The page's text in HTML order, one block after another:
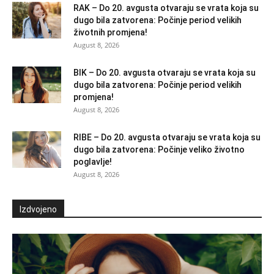
RAK – Do 20. avgusta otvaraju se vrata koja su
dugo bila zatvorena: Počinje period velikih
životnih promjena!
August 8, 2026
BIK – Do 20. avgusta otvaraju se vrata koja su
dugo bila zatvorena: Počinje period velikih
promjena!
August 8, 2026
RIBE – Do 20. avgusta otvaraju se vrata koja su
dugo bila zatvorena: Počinje veliko životno
poglavlje!
August 8, 2026
Izdvojeno